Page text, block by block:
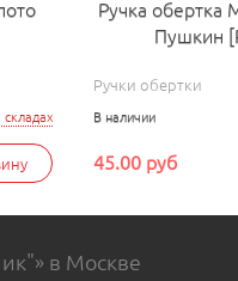
складах
Ручка обертка
Пушкин
Ручки обертки
В наличии
45.00 руб
в Москве